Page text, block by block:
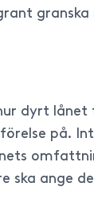
dyrt
på.
ange